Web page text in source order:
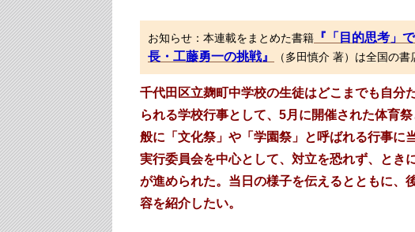
お知らせ：本連載をまとめた書籍 『「目的思考」
長・工藤勇一の挑戦』
（多田慎介 著）は全国の書
千代田区立麹町中学校の生徒はどこまでも自分
られる学校行事として、5月に開催された体育
般に「文化祭」や「学園祭」と呼ばれる行事に
実行委員会を中心として、対立を恐れず、とき
が進められた。当日の様子を伝えるとともに、
容を紹介したい。